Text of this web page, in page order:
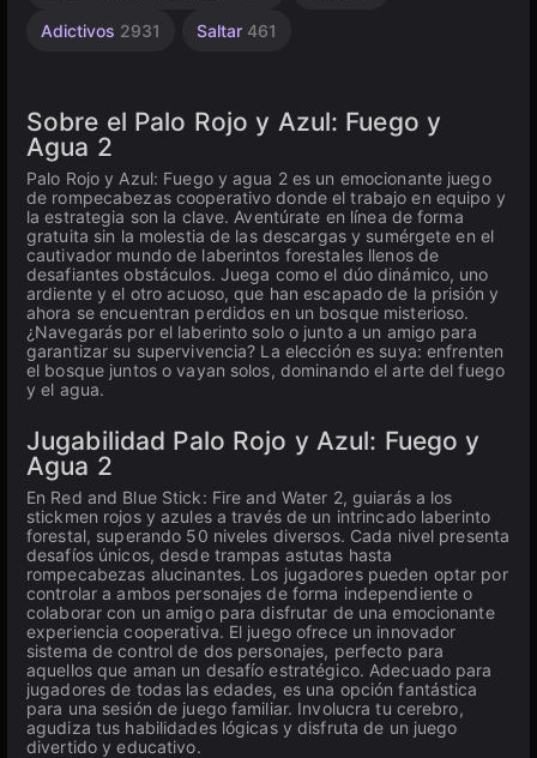
Adictivos 2931 Saltar 461
Sobre el Palo Rojo y Azul: Fuego y
Agua 2
Palo Rojo y Azul: Fuego y agua 2 es un emocionante juego
de rompecabezas cooperativo donde el trabajo en equipo y
la estrategia son la clave. Aventúrate en línea de forma
gratuita sin la molestia de las descargas y sumérgete en el
cautivador mundo de laberintos forestales llenos de
desafiantes obstáculos. Juega como el dúo dinámico, uno
ardiente y el otro acuoso, que han escapado de la prisión y
ahora se encuentran perdidos en un bosque misterioso.
¿Navegarás por el laberinto solo o junto a un amigo para
garantizar su supervivencia? La elección es suya: enfrenten
el bosque juntos o vayan solos, dominando el arte del fuego
y el agua.
Jugabilidad Palo Rojo y Azul: Fuego y
Agua 2
En Red and Blue Stick: Fire and Water 2, guiarás a los
stickmen rojos y azules a través de un intrincado laberinto
forestal, superando 50 niveles diversos. Cada nivel presenta
desafíos únicos, desde trampas astutas hasta
rompecabezas alucinantes. Los jugadores pueden optar por
controlar a ambos personajes de forma independiente o
colaborar con un amigo para disfrutar de una emocionante
experiencia cooperativa. El juego ofrece un innovador
sistema de control de dos personajes, perfecto para
aquellos que aman un desafío estratégico. Adecuado para
jugadores de todas las edades, es una opción fantástica
para una sesión de juego familiar. Involucra tu cerebro,
agudiza tus habilidades lógicas y disfruta de un juego
divertido y educativo.